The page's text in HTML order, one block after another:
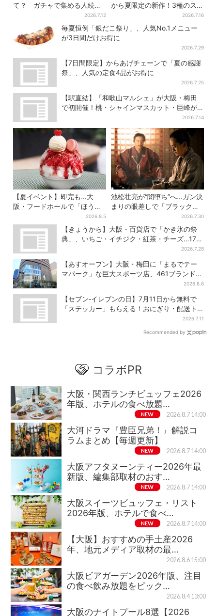
て？ ガチャで集める人続
出…収集家とメーカーに聞い
たヒットの背景
2026.7.12
から夏限定の新作！3種のステ
ーキワッパー「暑さ乗り切れ
そう」と話題に
2026.7.16
毎夏恒例「銀だこ祭り」、人気No.1メニュー
が3日間だけお得に
2026.7.29
【7日間限定】からあげチェーンで「夏の感謝
祭」、人気の定食4品がお得に
2026.7.25
【駅直結】「和歌山マルシェ」が大阪・梅田
で初開催！桃・シャインマスカット・巨峰が
2026.7.14
【夏イベント】即完も…大
阪・フードホールで「ほうせ
き箱」の“限定かき氷”が復
活！一夜限りの盆踊りも
2026.8.5
池松壮亮が“闇堕ち”へ…ガン決
まりの眼差しで「ブラック秀
吉がログイン」【豊臣兄弟】
2026.7.30
【きょうから】大阪・百貨店で「かき氷の祭
典」、いちご・イチジク・紅茶・チーズ…17店
2026.7.28
【あすオープン】大阪・梅田に「まるでテー
マパーク」な巨大スポーツ店、461ブランド集
2026.8.6
【セブン‐イレブンの日】7月11日から無料で
「ステッカー」もらえる！おにぎり・配送ト
2026.7.11
Recommended by
コラボPR
大阪・関西ランチビュッフェ2026
年版、ホテルの食べ放題…
NEW 2026.8.7 14:00
大河ドラマ『豊臣兄弟！』解説コ
ラムまとめ【毎週更新】
NEW 2026.8.7 14:00
大阪アフタヌーンティー2026年最
新版、編集部取材のおす…
NEW 2026.8.7 14:00
大阪スイーツビュッフェ・リスト
2026年版、ホテルで食べ…
NEW 2026.8.7 14:00
【大阪】おすすめの手土産2026
年、地元メディア取材の最…
2026.8.6 15:00
大阪ビアガーデン2026年版、注目
の食べ飲み放題をピック…
2026.8.4 13:00
大阪のナイトプール8選【2026